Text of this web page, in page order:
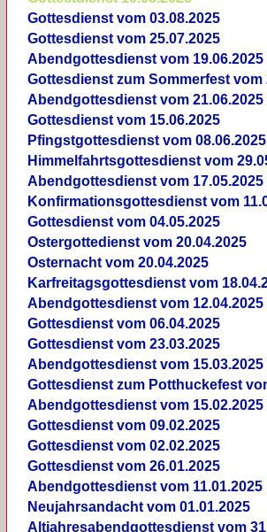
Gottesdienst vom 03.08.2025
Gottesdienst vom 25.07.2025
Abendgottesdienst vom 19.06.2025
Gottesdienst zum Sommerfest vom
Abendgottesdienst vom 21.06.2025
Gottesdienst vom 15.06.2025
Pfingstgottesdienst vom 08.06.2025
Himmelfahrtsgottesdienst vom
Abendgottesdienst vom 17.05.2025
Konfirmationsgottesdienst vom
Gottesdienst vom 04.05.2025
Ostergottedienst vom 20.04.2025
Osternacht vom 20.04.2025
Karfreitagsgottesdienst vom
Abendgottesdienst vom 12.04.2025
Gottesdienst vom 06.04.2025
Gottesdienst vom 23.03.2025
Abendgottesdienst vom 15.03.2025
Gottesdienst zum Potthuckefest
Abendgottesdienst vom 15.02.2025
Gottesdienst vom 09.02.2025
Gottesdienst vom 02.02.2025
Gottesdienst vom 26.01.2025
Abendgottesdienst vom 11.01.2025
Neujahrsandacht vom 01.01.2025
Altjahresabendgottesdienst vom